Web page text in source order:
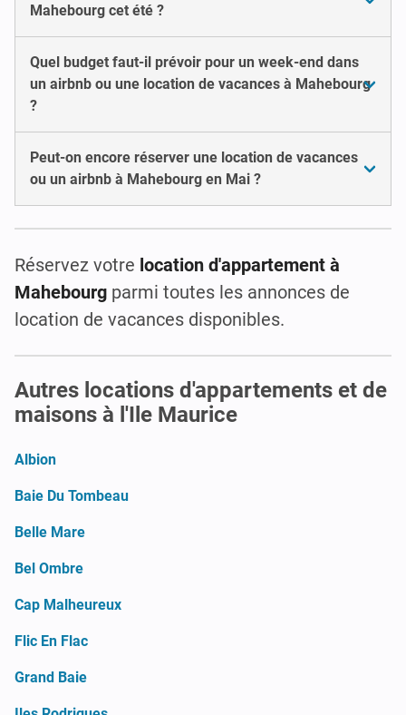
Mahebourg cet été ?
Quel budget faut-il prévoir pour un week-end dans
un airbnb ou une location de vacances à Mahebourg
?
Peut-on encore réserver une location de vacances
ou un airbnb à Mahebourg en Mai ?
Réservez votre location d'appartement à
Mahebourg parmi toutes les annonces de
location de vacances disponibles.
Autres locations d'appartements et de
maisons à l'Ile Maurice
Albion
Baie Du Tombeau
Belle Mare
Bel Ombre
Cap Malheureux
Flic En Flac
Grand Baie